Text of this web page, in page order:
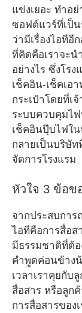
แข่งเยอะ ทำอ
ซอฟต์แวร์ที่เป็
ว่ามีเรื่องไอทีอี
ที่คิดคือเราจะน
อย่างไร ซึ่งโร
เช็คอิน-เช็คเอ
กระเป๋าโดยที่เ
ระบบควบคุมไ
เช็คอินปุ๊บไฟใน
กลายเป็นบริษั
จัดการโรงแรม
หัวใจ 3 ข้อข
จากประสบกา
ไอทีคือการสื่อส
มีธรรมชาติที่ต้
คำพูดค่อนข้างน้
เวลาเราคุยกับ
สื่อสาร หรือลูก
การสื่อสารของ